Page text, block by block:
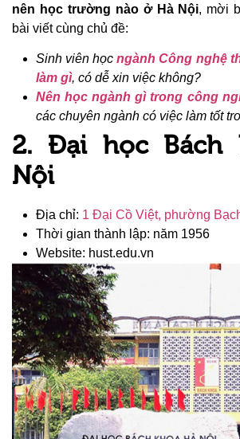
nên học trường nào ở Hà Nội, mời
bài viết cùng chủ đề:
Sinh viên họcngành Công nghệ
làm gì, có dễ xin việc không?
Nên học ngành gì trong công
các chuyên ngành có việc làm tốt
2. Đại học Bách
Nội
Địa chỉ: 1 Đại Cồ Việt, phường
Thời gian thành lập: năm 1956
Website: hust.edu.vn